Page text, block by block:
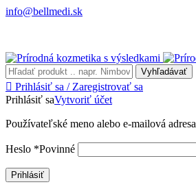
info@bellmedi.sk
Vyhľadávať
Prihlásiť sa / Zaregistrovať sa
Prihlásiť saVytvoriť účet
Používateľské meno alebo e-mailová adresa
Heslo *Povinné
Prihlásiť